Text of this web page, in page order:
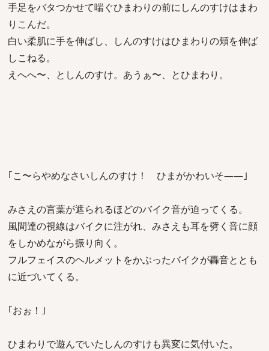
手足をバタつかせて喘ぐひまわりの前にしんのすけはまわ
りこんだ。
白い柔肌に手を伸ばし、しんのすけはひまわりの頬を伸ば
しこねる。
えへへ〜、としんのすけ。あうぁ〜、とひまわり。
｢こ〜らやめなさいしんのすけ！ ひまがかわいそ――｣
みさえの言葉が遮られるほどのバイク音が迫ってくる。
風間達の視線はバイクに注がれ、みさえも耳を劈く音に顔
をしかめながら振り向く。
フルフェイスのヘルメットをかぶったバイクが轟音ととも
に近づいてくる。
｢おぉ！｣
ひまわりで遊んでいたしんのすけも異変に気付いた。